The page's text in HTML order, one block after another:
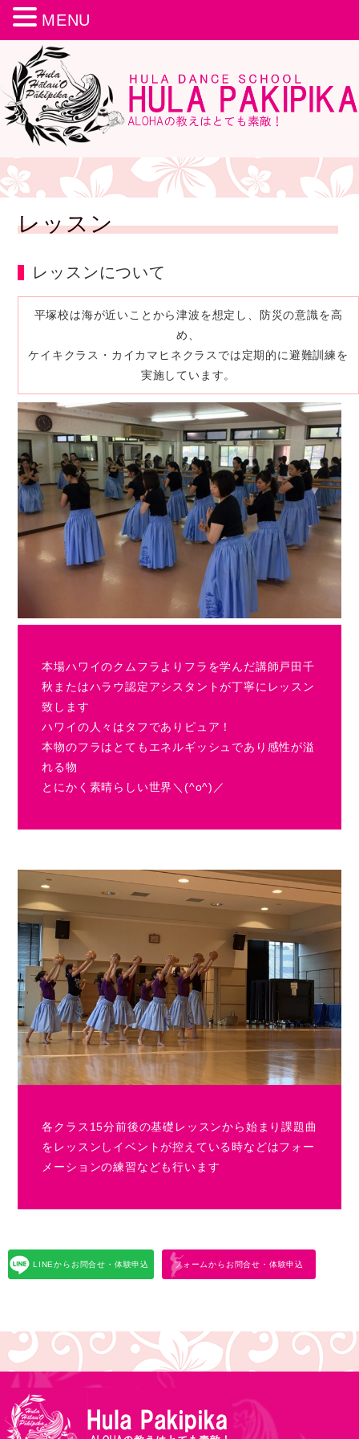
レッスン
レッスンについて
平塚校は海が近いことから津波を想定し、防災の意識を高
め、
ケイキクラス・カイカマヒネクラスでは定期的に避難訓練を
実施しています。
本場ハワイのクムフラよりフラを学んだ講師戸田千
秋またはハラウ認定アシスタントが丁寧にレッスン
致します
ハワイの人々はタフでありピュア！
本物のフラはとてもエネルギッシュであり感性が溢
れる物
とにかく素晴らしい世界＼(^o^)／
各クラス15分前後の基礎レッスンから始まり課題曲
をレッスンしイベントが控えている時などはフォー
メーションの練習なども行います
LINEからお問合せ・体験申込 フォームからお問合せ・体験申込
MENU